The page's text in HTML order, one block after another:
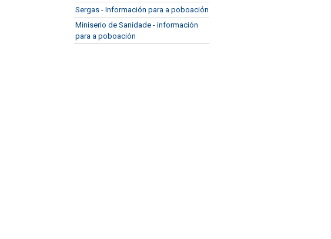
Sergas - Información para a poboación
Miniserio de Sanidade - información
para a poboación